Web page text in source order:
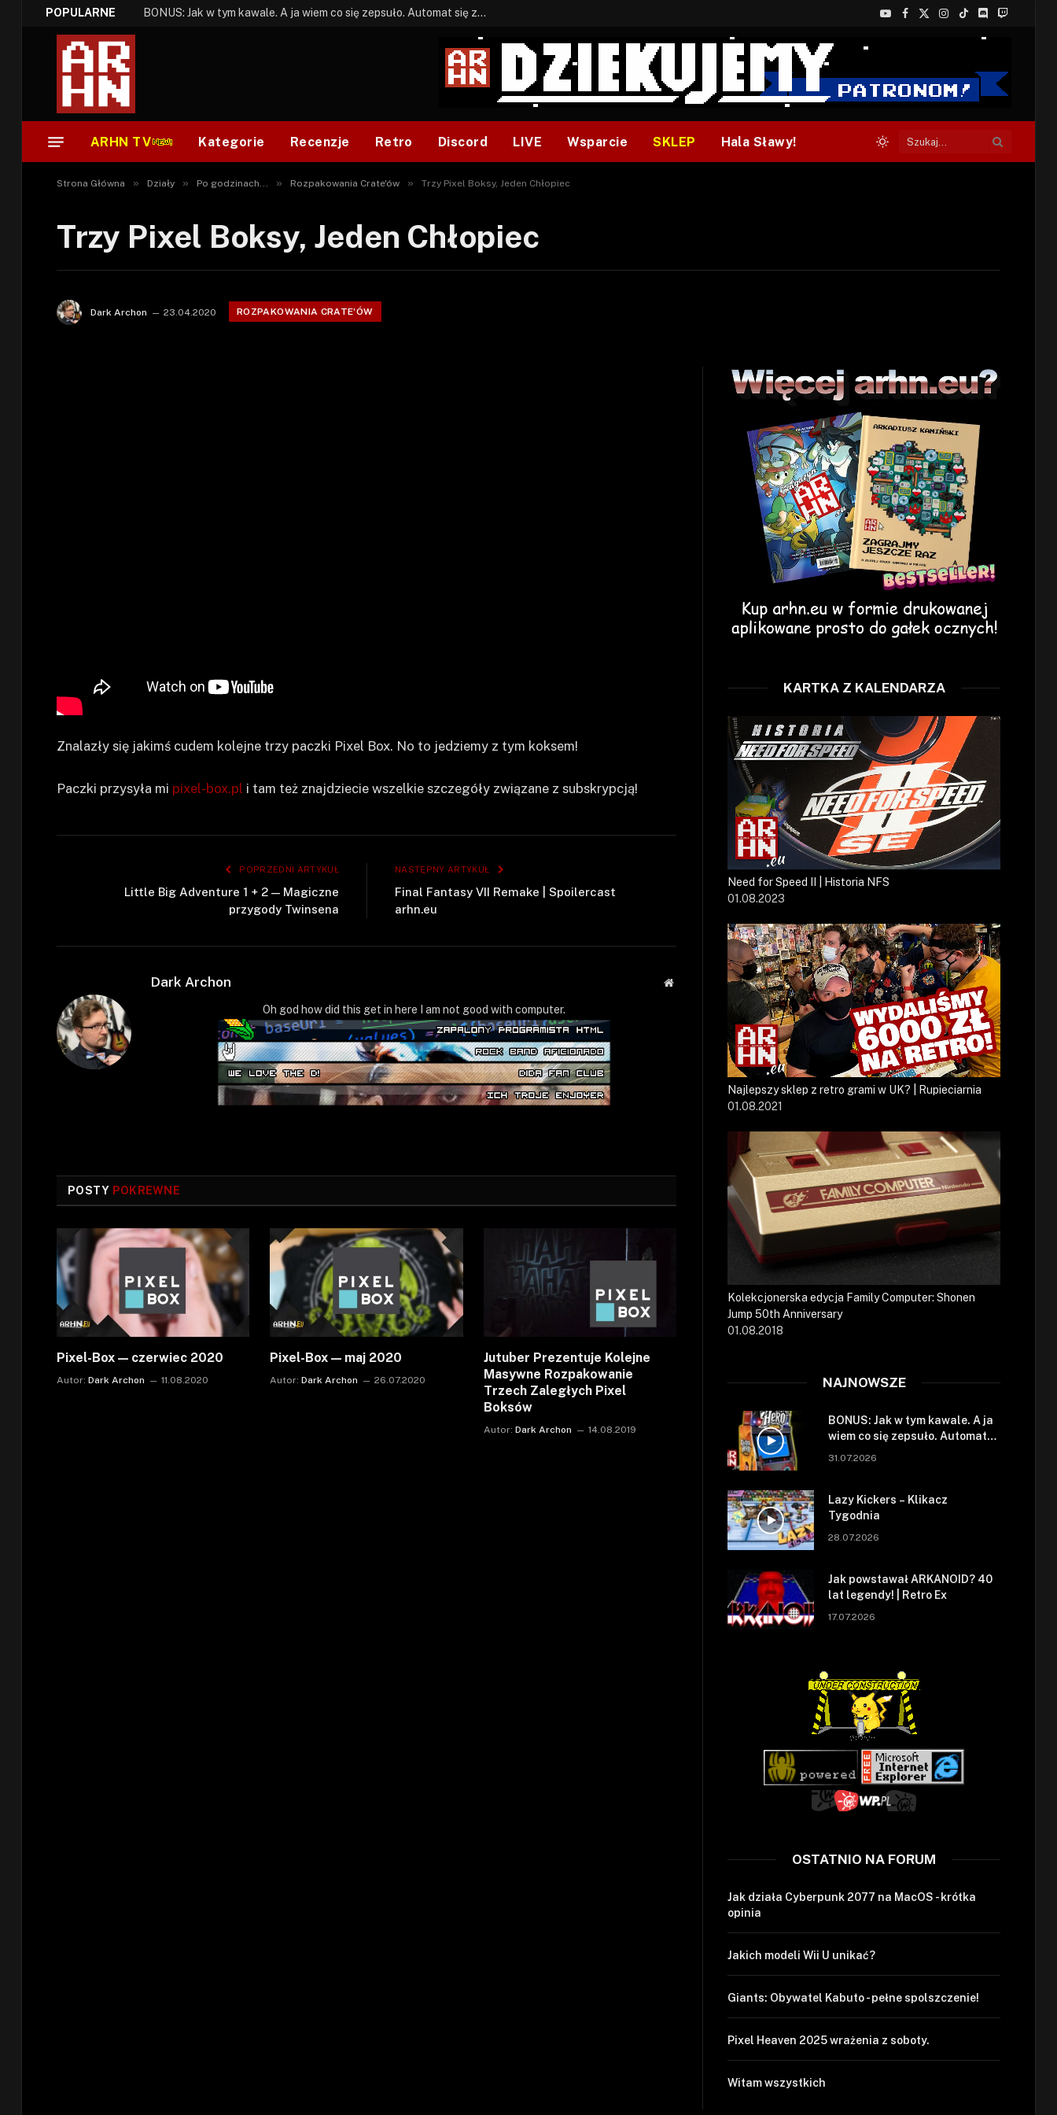
POPULARNE BONUS: Jak w tym kawale. A ja wiem co się zepsuło. Automat się zepsuł.
YouTube
Facebook
X
Instagram
TikTokDiscordTwitch
ARHN TV Kategorie Recenzje Retro Discord LIVE Wsparcie SKLEP Hala Sławy!
Strona Główna » Działy » Po godzinach... » Rozpakowania Crate'ów » Trzy Pixel Boksy, Jeden Chłopiec
Trzy Pixel Boksy, Jeden Chłopiec
Dark Archon 23.04.2020 ROZPAKOWANIA CRATE'ÓW
Znalazły się jakimś cudem kolejne trzy paczki Pixel Box. No to jedziemy z tym koksem!
Paczki przysyła mi pixel-box.pl i tam też znajdziecie wszelkie szczegóły związane z subskrypcją!
POPRZEDNI ARTYKUŁ
Little Big Adventure 1 + 2 — Magiczne
przygody Twinsena
NASTĘPNY ARTYKUŁ
Final Fantasy VII Remake | Spoilercast
arhn.eu
Dark Archon
Strona
Oh god how did this get in here I am not good with computer.
POSTY POKREWNE
Pixel-Box — czerwiec 2020
Autor: Dark Archon 11.08.2020
Pixel-Box — maj 2020
Autor: Dark Archon 26.07.2020
Jutuber Prezentuje Kolejne
Masywne Rozpakowanie
Trzech Zaległych Pixel
Boksów
Autor: Dark Archon 14.08.2019
KARTKA Z KALENDARZA
Need for Speed II | Historia NFS
01.08.2023
Najlepszy sklep z retro grami w UK? | Rupieciarnia
01.08.2021
Kolekcjonerska edycja Family Computer: Shonen
Jump 50th Anniversary
01.08.2018
NAJNOWSZE
BONUS: Jak w tym kawale. A ja
wiem co się zepsuło. Automat
się zepsuł.
31.07.2026
Lazy Kickers – Klikacz
Tygodnia
28.07.2026
Jak powstawał ARKANOID? 40
lat legendy! | Retro Ex
17.07.2026
OSTATNIO NA FORUM
Jak działa Cyberpunk 2077 na MacOS - krótka
opinia
Jakich modeli Wii U unikać?
Giants: Obywatel Kabuto - pełne spolszczenie!
Pixel Heaven 2025 wrażenia z soboty.
Witam wszystkich